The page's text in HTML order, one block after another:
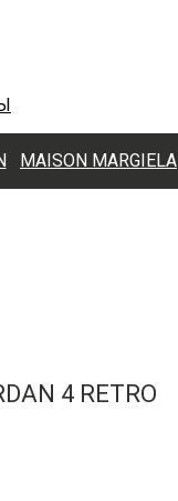
MAISON MARGIELA
4 RETRO